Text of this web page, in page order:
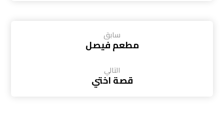
سابق
مطعم فيصل
التالي
قصة اختي